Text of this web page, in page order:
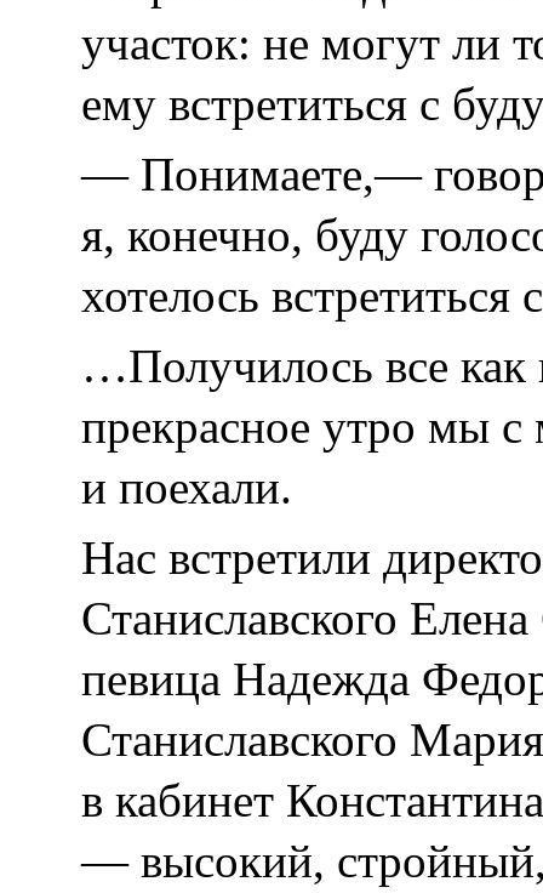
участок: не могут ли
ему встретиться с
— Понимаете,—
я, конечно, буду
хотелось
…Получилось все как
прекрасное утро мы с
и поехали.
Нас встретили
Станиславского
певица Надежда
Станиславского
в кабинет
— высокий,